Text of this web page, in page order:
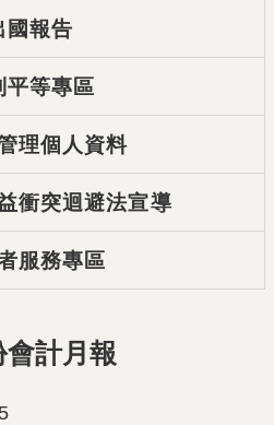
國報告
平等專區
理個人資料
衝突迴避法宣導
服務專區
計月報